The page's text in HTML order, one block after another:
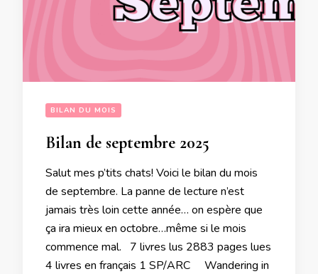
BILAN DU MOIS
Bilan de septembre 2025
Salut mes p’tits chats! Voici le bilan du mois
de septembre. La panne de lecture n’est
jamais très loin cette année… on espère que
ça ira mieux en octobre…même si le mois
commence mal. 7 livres lus 2883 pages lues
4 livres en français 1 SP/ARC Wandering in